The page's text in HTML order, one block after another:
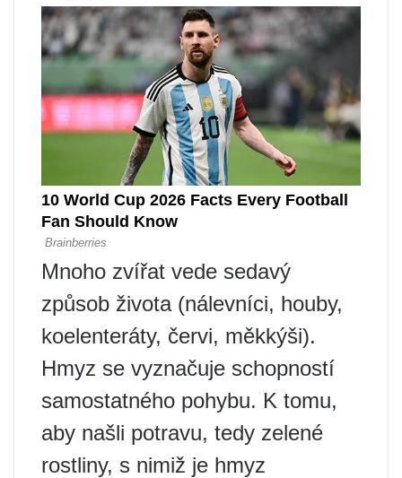
Mnoho zvířat vede sedavý
způsob života (nálevníci, houby,
koelenteráty, červi, měkkýši).
Hmyz se vyznačuje schopností
samostatného pohybu. K tomu,
aby našli potravu, tedy zelené
rostliny, s nimiž je hmyz